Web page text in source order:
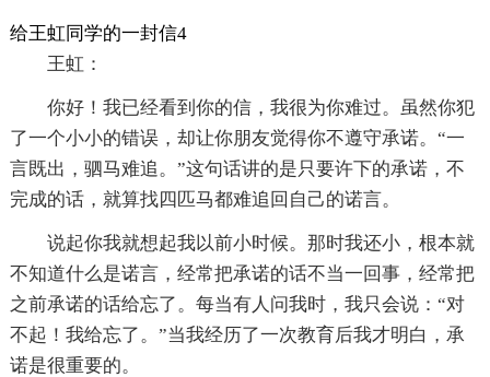
给王虹同学的一封信4
王虹：
你好！我已经看到你的信，我很为你难过。虽然你犯
了一个小小的错误，却让你朋友觉得你不遵守承诺。“一
言既出，驷马难追。”这句话讲的是只要许下的承诺，不
完成的话，就算找四匹马都难追回自己的诺言。
说起你我就想起我以前小时候。那时我还小，根本就
不知道什么是诺言，经常把承诺的话不当一回事，经常把
之前承诺的话给忘了。每当有人问我时，我只会说：“对
不起！我给忘了。”当我经历了一次教育后我才明白，承
诺是很重要的。